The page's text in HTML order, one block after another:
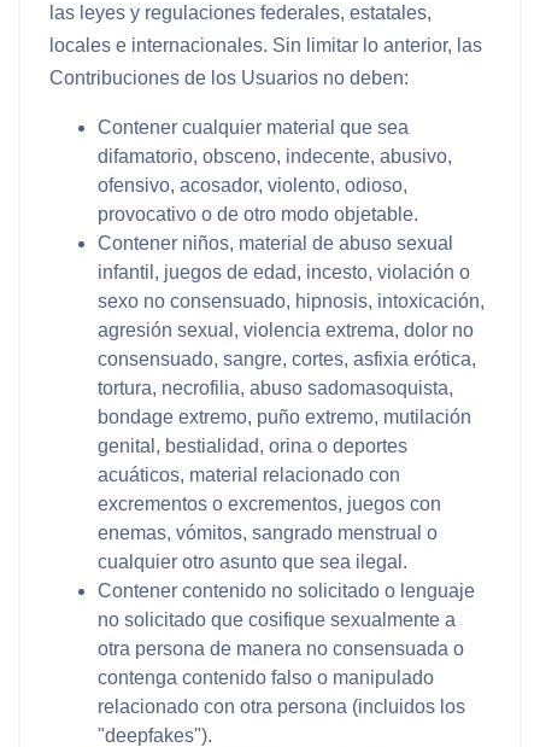
las leyes y regulaciones federales, estatales,
locales e internacionales. Sin limitar lo anterior, las
Contribuciones de los Usuarios no deben:
Contener cualquier material que sea
difamatorio, obsceno, indecente, abusivo,
ofensivo, acosador, violento, odioso,
provocativo o de otro modo objetable.
Contener niños, material de abuso sexual
infantil, juegos de edad, incesto, violación o
sexo no consensuado, hipnosis, intoxicación,
agresión sexual, violencia extrema, dolor no
consensuado, sangre, cortes, asfixia erótica,
tortura, necrofilia, abuso sadomasoquista,
bondage extremo, puño extremo, mutilación
genital, bestialidad, orina o deportes
acuáticos, material relacionado con
excrementos o excrementos, juegos con
enemas, vómitos, sangrado menstrual o
cualquier otro asunto que sea ilegal.
Contener contenido no solicitado o lenguaje
no solicitado que cosifique sexualmente a
otra persona de manera no consensuada o
contenga contenido falso o manipulado
relacionado con otra persona (incluidos los
"deepfakes").